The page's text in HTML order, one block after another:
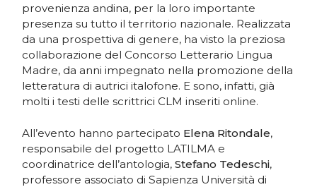
provenienza andina, per la loro importante
presenza su tutto il territorio nazionale. Realizzata
da una prospettiva di genere, ha visto la preziosa
collaborazione del Concorso Letterario Lingua
Madre, da anni impegnato nella promozione della
letteratura di autrici italofone. E sono, infatti, già
molti i testi delle scrittrici CLM inseriti online.
All’evento hanno partecipato Elena Ritondale,
responsabile del progetto LATILMA e
coordinatrice dell’antologia,Stefano Tedeschi,
professore associato di Sapienza Università di